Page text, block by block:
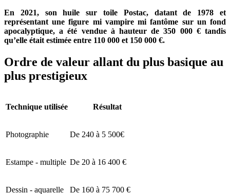
En 2021, son huile sur toile Postac, datant de 1978 et
représentant une figure mi vampire mi fantôme sur un fond
apocalyptique, a été vendue à hauteur de 350 000 € tandis
qu’elle était estimée entre 110 000 et 150 000 €.
Ordre de valeur allant du plus basique au
plus prestigieux
Technique utilisée Résultat
Photographie De 240 à 5 500€
Estampe - multiple De 20 à 16 400 €
Dessin - aquarelle De 160 à 75 700 €